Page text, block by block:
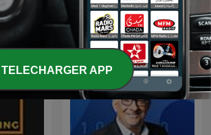
TELECHARGER APP